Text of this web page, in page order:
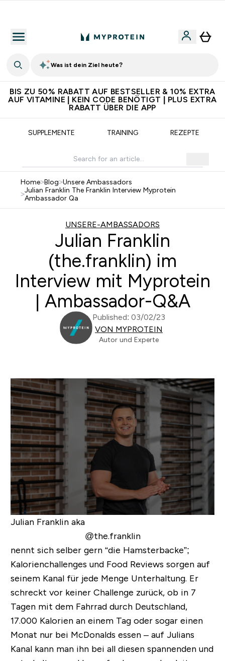
Was ist dein Ziel heute?
BIS ZU 50% RABATT AUF BESTSELLER & 10% EXTRA
AUF VITAMINE | KEIN CODE BENÖTIGT | PLUS EXTRA
RABATT ÜBER DIE APP
SUPPLEMENTE TRAINING REZEPTE
Home>Blog>Unsere Ambassadors
>Julian Franklin The Franklin Interview Myprotein
Ambassador Qa
UNSERE-AMBASSADORS
Julian Franklin
(the.franklin) im
Interview mit Myprotein
| Ambassador-Q&A
Published: 03/02/23
VON MYPROTEIN
Autor und Experte
Julian Franklin aka
@the.franklin
nennt sich selber gern “die Hamsterbacke”;
Kalorienchallenges und Food Reviews sorgen auf
seinem Kanal für jede Menge Unterhaltung. Er
schreckt vor keiner Challenge zurück, ob in 7
Tagen mit dem Fahrrad durch Deutschland,
17.000 Kalorien an einem Tag oder sogar einen
Monat nur bei McDonalds essen – auf Julians
Kanal kann man ihn bei all diesen spannenden und